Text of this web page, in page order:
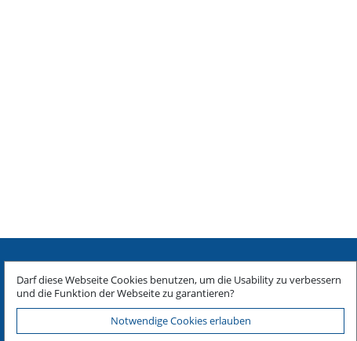
Impressum
Darf diese Webseite Cookies benutzen, um die Usability zu verbessern
und die Funktion der Webseite zu garantieren?
Notwendige Cookies erlauben